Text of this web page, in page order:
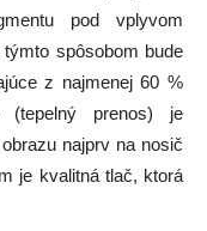
pod vplyvom
spôsobom bude
z najmenej 60 %
(tepelný prenos) je
najprv na nosič
je kvalitná tlač, ktorá